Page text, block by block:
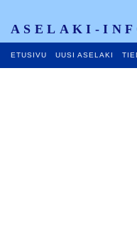
ASELAKI-
ETUSIVU UUSI ASELAKI